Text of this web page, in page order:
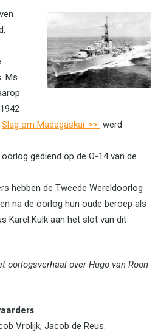
Ms.
Slag om Madagaskar >> werd
gediend op de O-14 van de
hebben de Tweede Wereldoorlog
na de oorlog hun oude beroep als
Karel Kulk aan het slot van dit
oorlogsverhaal over Hugo van Roon
Vrolijk, Jacob de Reus.